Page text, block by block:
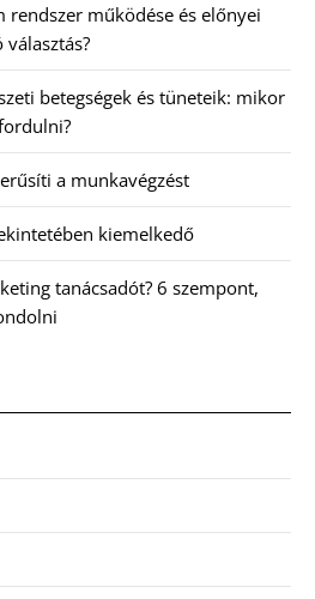
működése és előnyei
betegségek és tüneteik: mikor
a munkavégzést
kiemelkedő
tanácsadót? 6 szempont,